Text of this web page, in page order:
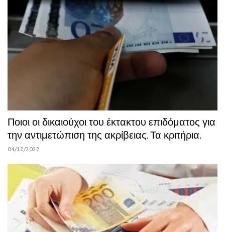
Ποιοι οι δικαιούχοι του έκτακτου επιδόματος για
την αντιμετώπιση της ακρίβειας. Τα κριτήρια.
04/12/2022